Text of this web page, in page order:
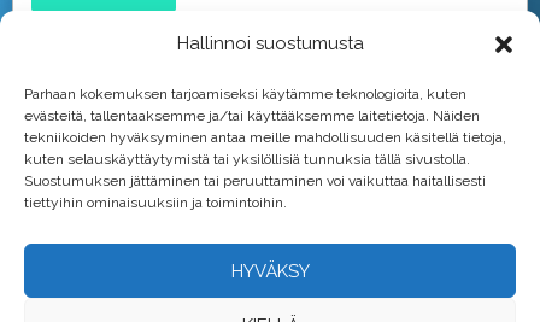
Hallinnoi suostumusta
Parhaan kokemuksen tarjoamiseksi käytämme teknologioita, kuten
evästeitä, tallentaaksemme ja/tai käyttääksemme laitetietoja. Näiden
tekniikoiden hyväksyminen antaa meille mahdollisuuden käsitellä tietoja,
kuten selauskäyttäytymistä tai yksilöllisiä tunnuksia tällä sivustolla.
Suostumuksen jättäminen tai peruuttaminen voi vaikuttaa haitallisesti
tiettyihin ominaisuuksiin ja toimintoihin.
HYVÄKSY